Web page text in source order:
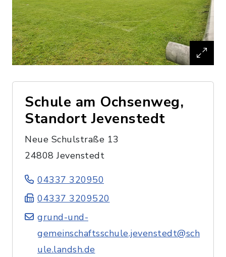
Schule am Ochsenweg,
Standort Jevenstedt
Neue Schulstraße 13
24808 Jevenstedt
04337 320950
04337 3209520
grund-und-
gemeinschaftsschule.jevenstedt@sch
ule.landsh.de